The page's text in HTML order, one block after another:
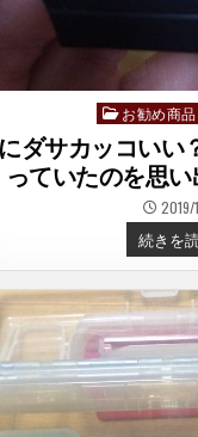
Posted
お勧め商品
ダサカッコいい
っていたのを思い
2019/
続きを